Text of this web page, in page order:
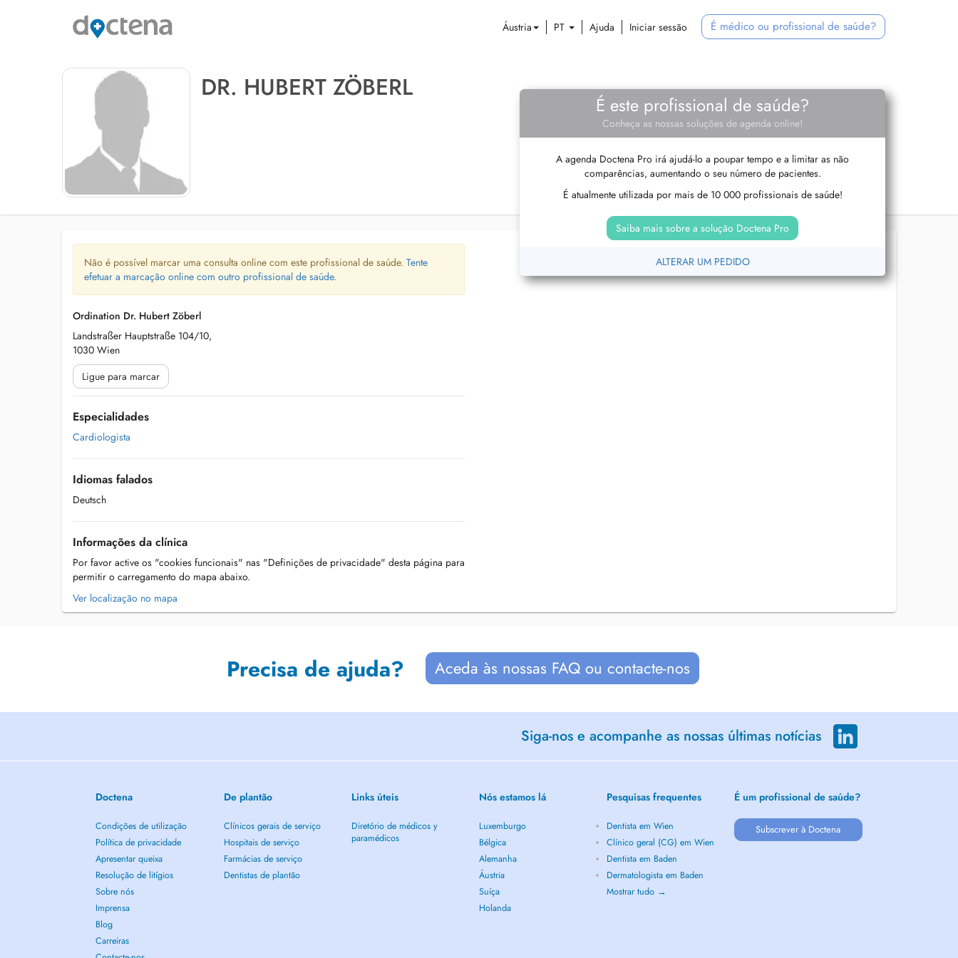
Áustria PT Ajuda Iniciar sessão É médico ou profissional de saúde?
DR. HUBERT ZÖBERL
É este profissional de saúde?
Conheça as nossas soluções de agenda online!
A agenda Doctena Pro irá ajudá-lo a poupar tempo e a limitar as não
comparências, aumentando o seu número de pacientes.
É atualmente utilizada por mais de 10 000 profissionais de saúde!
Saiba mais sobre a solução Doctena Pro
ALTERAR UM PEDIDO
Não é possível marcar uma consulta online com este profissional de saúde. Tente
efetuar a marcação online com outro profissional de saúde.
Ordination Dr. Hubert Zöberl
Landstraßer Hauptstraße 104/10,
1030 Wien
Ligue para marcar
Especialidades
Cardiologista
Idiomas falados
Deutsch
Informações da clínica
Por favor active os "cookies funcionais" nas "Definições de privacidade" desta página para
permitir o carregamento do mapa abaixo.
Ver localização no mapa
Precisa de ajuda? Aceda às nossas FAQ ou contacte-nos
Siga-nos e acompanhe as nossas últimas notícias
Doctena
Condições de utilização
Política de privacidade
Apresentar queixa
Resolução de litígios
Sobre nós
Imprensa
Blog
Carreiras
De plantão
Clínicos gerais de serviço
Hospitais de serviço
Farmácias de serviço
Dentistas de plantão
Links úteis
Diretório de médicos y
paramédicos
Nós estamos lá
Luxemburgo
Bélgica
Alemanha
Áustria
Suíça
Holanda
Pesquisas frequentes
Dentista em Wien
Clínico geral (CG) em Wien
Dentista em Baden
Dermatologista em Baden
Mostrar tudo →
É um profissional de saúde?
Subscrever à Doctena